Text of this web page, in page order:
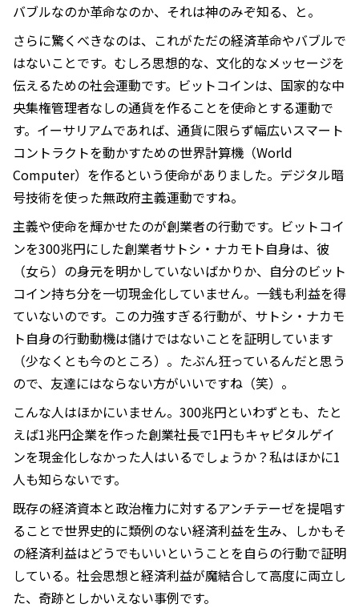
バブルなのか革命なのか、それは神のみぞ知る、と。
さらに驚くべきなのは、これがただの経済革命やバブルで
はないことです。むしろ思想的な、文化的なメッセージを
伝えるための社会運動です。ビットコインは、国家的な中
央集権管理者なしの通貨を作ることを使命とする運動で
す。イーサリアムであれば、通貨に限らず幅広いスマート
コントラクトを動かすための世界計算機（World
Computer）を作るという使命がありました。デジタル暗
号技術を使った無政府主義運動ですね。
主義や使命を輝かせたのが創業者の行動です。ビットコイ
ンを300兆円にした創業者サトシ・ナカモト自身は、彼
（女ら）の身元を明かしていないばかりか、自分のビット
コイン持ち分を一切現金化していません。一銭も利益を得
ていないのです。この力強すぎる行動が、サトシ・ナカモ
ト自身の行動動機は儲けではないことを証明しています
（少なくとも今のところ）。たぶん狂っているんだと思う
ので、友達にはならない方がいいですね（笑）。
こんな人はほかにいません。300兆円といわずとも、たと
えば1兆円企業を作った創業社長で1円もキャピタルゲイ
ンを現金化しなかった人はいるでしょうか？私はほかに1
人も知らないです。
既存の経済資本と政治権力に対するアンチテーゼを提唱す
ることで世界史的に類例のない経済利益を生み、しかもそ
の経済利益はどうでもいいということを自らの行動で証明
している。社会思想と経済利益が魔結合して高度に両立し
た、奇跡としかいえない事例です。